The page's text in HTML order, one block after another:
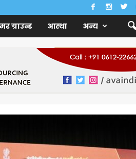
ग्राउन्ड आस्था अन्य